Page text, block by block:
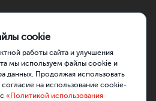
cookie
работы сайта и улучшения
мы используем файлы cookie и
данных. Продолжая использовать
на использование cookie-
«Политикой использования